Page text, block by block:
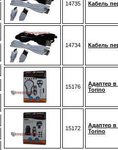
14735 Кабель
14734 Кабель
15176
Адаптер в
Torino
15172
Адаптер в
Torino